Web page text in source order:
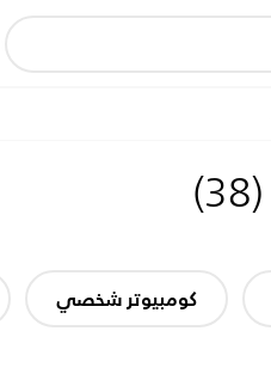
(
38
)
كومبيوتر شخصي